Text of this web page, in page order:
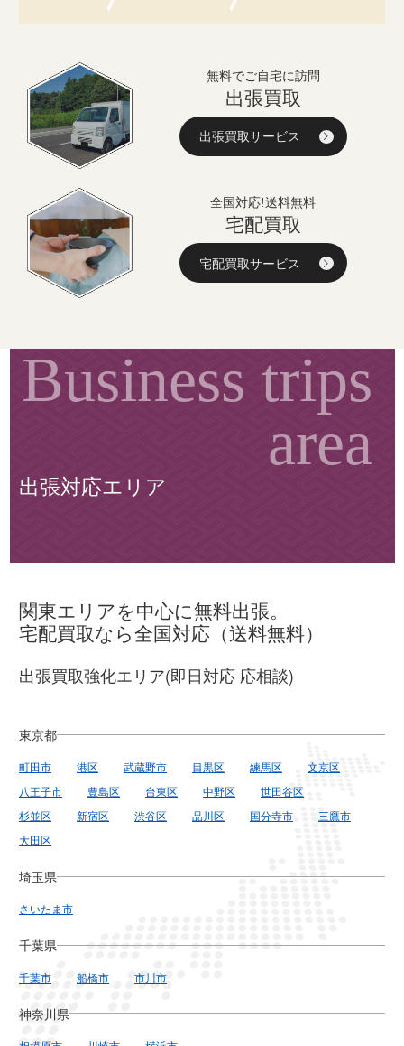
無料でご自宅に訪問
出張買取
出張買取サービス
全国対応!送料無料
宅配買取
宅配買取サービス
出張対応エリア
関東エリアを中心に無料出張。
宅配買取なら全国対応（送料無料）
出張買取強化エリア(即日対応 応相談)
東京都
町田市 港区 武蔵野市 目黒区 練馬区
文京区
八王子市
豊島区 台東区 中野区
世田谷区
杉並区
新宿区 渋谷区 品川区 国分寺市
三鷹市
大田区
埼玉県
さいたま市
千葉県
千葉市 船橋市 市川市
神奈川県